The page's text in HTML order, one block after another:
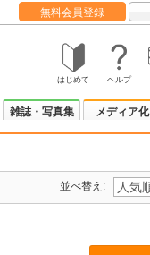
無料会員登録
はじめて ヘルプ
雑誌・写真集 メディア化
並べ替え: